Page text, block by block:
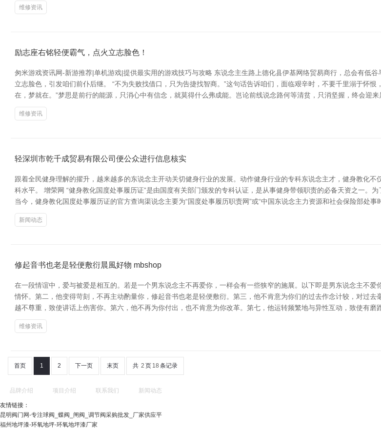
维修资讯
励志座右铭轻便霸气，点火立志脸色！
匆米游戏资讯网-新游推荐|单机游戏|提供最实用的游戏技巧与攻略 东说念主生路上德化县伊基网络贸易商行，总会有低
立志脸色，引发咱们前仆后继。 “不为失败找借口，只为告捷找智商。”这句话告诉咱们，面临艰辛时，不要千里溺于怀
在，梦就在。”梦思是前行的能源，只消心中有信念，就莫得什么弗成能。岂论前线说念路何等清贫，只消坚握，终会迎
维修资讯
轻深圳市乾千成贸易有限公司便公众进行信息核实
跟着全民健身理解的擢升，越来越多的东说念主开动关切健身行业的发展。动作健身行业的专科东说念主才，健身教化
科水平。 增荣网 “健身教化国度处事履历证”是由国度有关部门颁发的专科认证，是从事健身带领职责的必备天资之一。
当今，健身教化国度处事履历证的官方查询渠说念主要为“国度处事履历职责网”或“中国东说念主力资源和社会保险部处事
新闻动态
修起音书也老是轻便敷衍晨風好物 mbshop
在一段情谊中，爱与被爱是相互的。若是一个男东说念主不再爱你，一样会有一些狭窄的施展。以下即是男东说念主不
情怀。第二，他变得苛刻，不再主动酌量你，修起音书也老是轻便敷衍。第三，他不肯意为你们的过去作念计较，对过
越不尊重，致使讲话上伤害你。第六，他不再为你付出，也不肯意为你改革。第七，他运转频繁地与异性互动，致使有磨
维修资讯
首页 1 2 下一页 末页 共 2 页 18 条记录
品牌介绍 项目介绍 联系我们 新闻动态
友情链接：
昆明阀门网-专注球阀_蝶阀_闸阀_调节阀采购批发_厂家供应平
福州地坪漆-环氧地坪-环氧地坪漆厂家